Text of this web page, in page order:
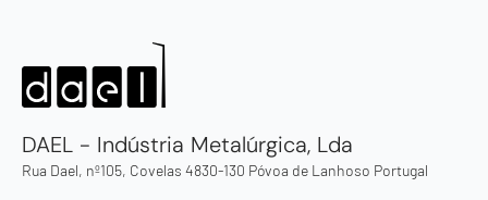
DAEL - Indústria Metalúrgica, Lda
Rua Dael, nº105, Covelas 4830-130 Póvoa de Lanhoso Portugal